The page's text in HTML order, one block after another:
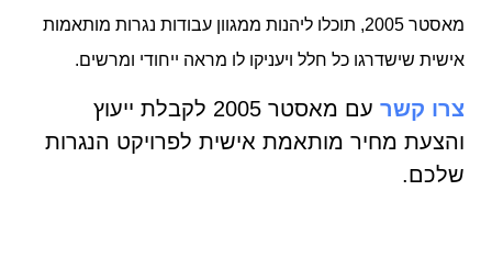
מאסטר 2005, תוכלו ליהנות ממגוון עבודות נגרות מותאמות
אישית שישדרגו כל חלל ויעניקו לו מראה ייחודי ומרשים.
צרו קשר
עם מאסטר 2005 לקבלת ייעוץ
והצעת מחיר מותאמת אישית לפרויקט הנגרות
שלכם.